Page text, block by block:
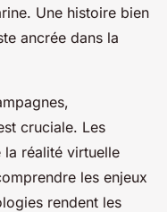
Une histoire bien
ancrée dans la
cruciale. Les
la réalité virtuelle
les enjeux
rendent les